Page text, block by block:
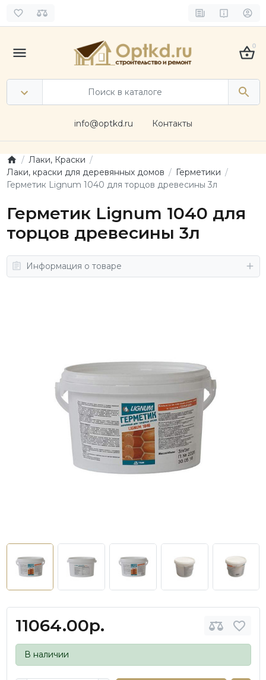
0
info@optkd.ru Контакты
Лаки, Краски
Лаки, краски для деревянных домов
Герметики
Герметик Lignum 1040 для торцов древесины 3л
Герметик Lignum 1040 для
торцов древесины 3л
Информация о товаре
11064.00р.
В наличии